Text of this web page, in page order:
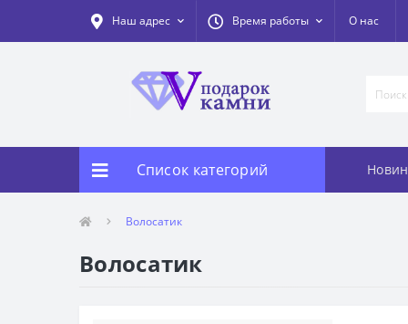
Наш адрес Время работы О нас
Список категорий
Волосатик
Волосатик